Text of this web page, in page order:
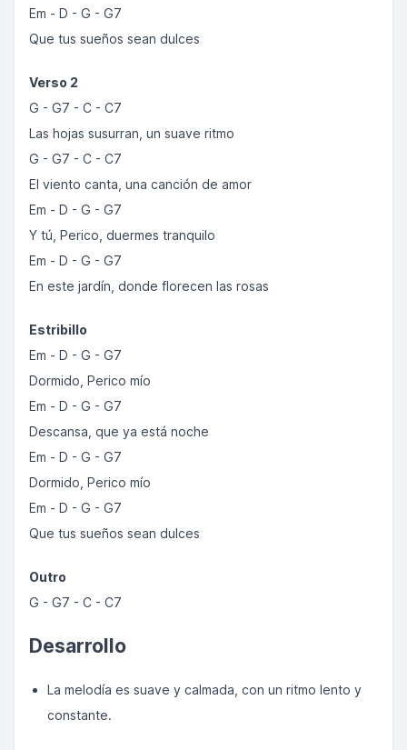
Em - D - G - G7
Que tus sueños sean dulces
Verso 2
G - G7 - C - C7
Las hojas susurran, un suave ritmo
G - G7 - C - C7
El viento canta, una canción de amor
Em - D - G - G7
Y tú, Perico, duermes tranquilo
Em - D - G - G7
En este jardín, donde florecen las rosas
Estribillo
Em - D - G - G7
Dormido, Perico mío
Em - D - G - G7
Descansa, que ya está noche
Em - D - G - G7
Dormido, Perico mío
Em - D - G - G7
Que tus sueños sean dulces
Outro
G - G7 - C - C7
Desarrollo
La melodía es suave y calmada, con un ritmo lento y
constante.